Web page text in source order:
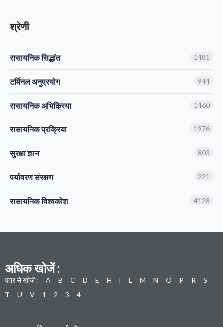
श्रेणी
रासायनिक सिद्धांत 1481
टर्मिनल अनुप्रयोग 944
रासायनिक अभिक्रिया 1460
रासायनिक प्रक्रिया 1976
सुरक्षा ज्ञान 803
पर्यावरण संरक्षण 221
रासायनिक विश्वकोश 4128
अधिक खोजें :
पत्र से खोजें : A B C D E H I L M N O P R
S
T
U V 1 2 3 4